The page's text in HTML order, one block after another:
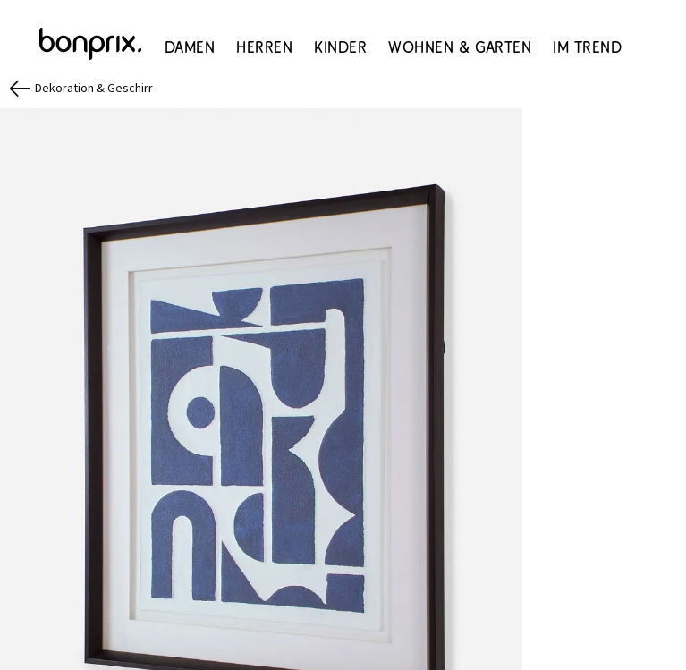
Damen Herren Kinder Wohnen & Garten Im Trend
Dekoration & Geschirr